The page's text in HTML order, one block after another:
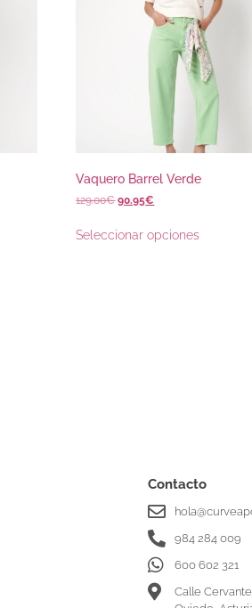
Vaquero Barrel Verde
129.00€ 90.95€
Seleccionar opciones
Contacto
984 284 009
600 602 321
Calle